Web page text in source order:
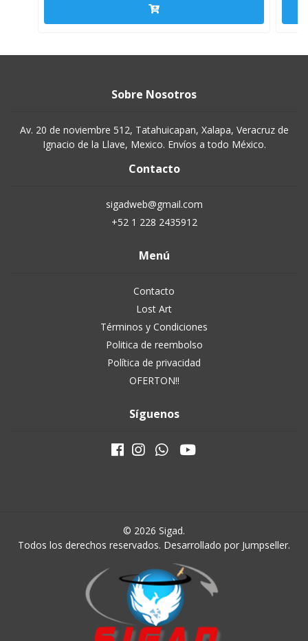
Sobre Nosotros
Av. 20 de noviembre 512, Tatahuicapan, Xalapa, Veracruz de
Ignacio de la Llave, Mexico. Envíos a todo México.
Contacto
sigadweb@gmail.com
+52 1 228 2435912
Menú
Contacto
Lost Art
Términos y Condiciones
Politica de reembolso
Política de privacidad
OFERTON!!
Síguenos
© 2026 Sigad.
Todos los derechos reservados. Desarrollado por Jumpseller.